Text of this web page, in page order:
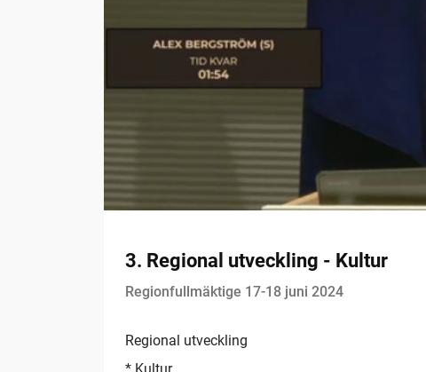
3. Regional utveckling - Kultur
Regionfullmäktige 17-18 juni 2024
Regional utveckling